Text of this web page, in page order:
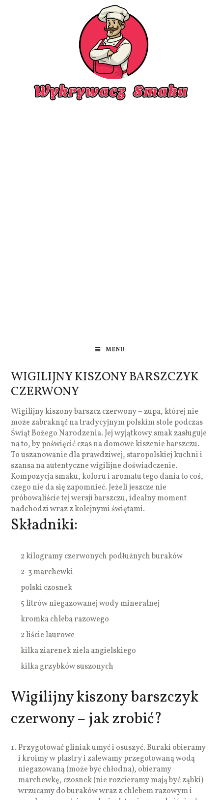
MENU
WIGILIJNY KISZONY BARSZCZYK
CZERWONY
Wigilijny kiszony barszcz czerwony – zupa, której nie
może zabraknąć na tradycyjnym polskim stole podczas
Świąt Bożego Narodzenia. Jej wyjątkowy smak zasługuje
na to, by poświęcić czas na domowe kiszenie barszczu.
To uszanowanie dla prawdziwej, staropolskiej kuchni i
szansa na autentyczne wigilijne doświadczenie.
Kompozycja smaku, koloru i aromatu tego dania to coś,
czego nie da się zapomnieć. Jeżeli jeszcze nie
próbowaliście tej wersji barszczu, idealny moment
nadchodzi wraz z kolejnymi świętami.
Składniki:
2 kilogramy czerwonych podłużnych buraków
2-3 marchewki
polski czosnek
5 litrów niegazowanej wody mineralnej
kromka chleba razowego
2 liście laurowe
kilka ziarenek ziela angielskiego
kilka grzybków suszonych
Wigilijny kiszony barszczyk
czerwony – jak zrobić?
Przygotować gliniak umyć i osuszyć. Buraki obieramy
i kroimy w plastry i zalewamy przegotowaną wodą
niegazowaną (może być chłodna), obieramy
marchewkę, czosnek (nie rozcieramy mają być ząbki)
wrzucamy do buraków wraz z chlebem razowym i